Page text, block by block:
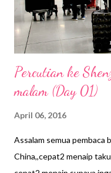
Percutian ke
malam (Day 01)
April 06, 2016
Assalam semua pembaca
China,,cepat2 menaip